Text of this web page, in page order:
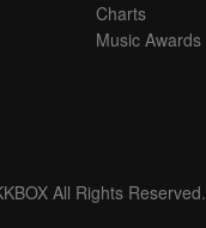
Charts
Music Awards
All Rights Reserved.